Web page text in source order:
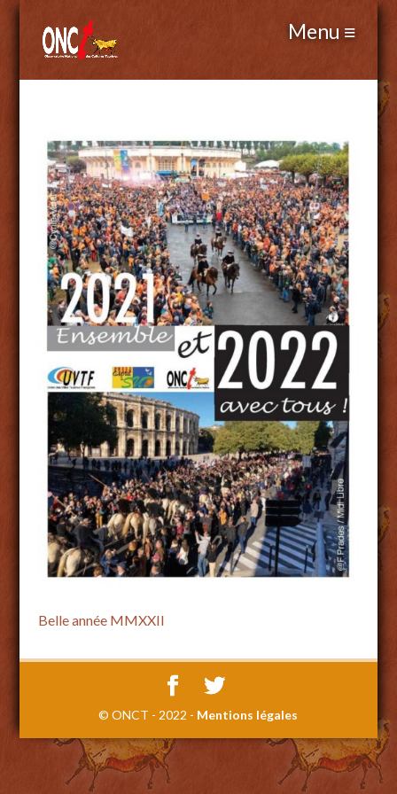
Belle année MMXXII
© ONCT - 2022 - Mentions légales